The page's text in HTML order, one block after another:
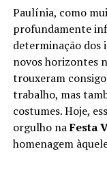
Paulínia, como
profundamente
determinação dos
novos horizontes
trouxeram
trabalho, mas
costumes. Hoje,
orgulho naFesta
homenagem